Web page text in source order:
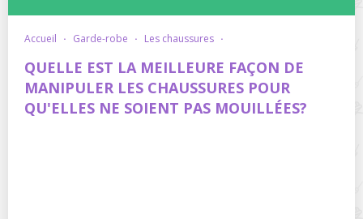
accueil · garde-robe · les chaussures ·
QUELLE EST LA MEILLEURE FAÇON DE
MANIPULER LES CHAUSSURES POUR
QU'ELLES NE SOIENT PAS MOUILLÉES?